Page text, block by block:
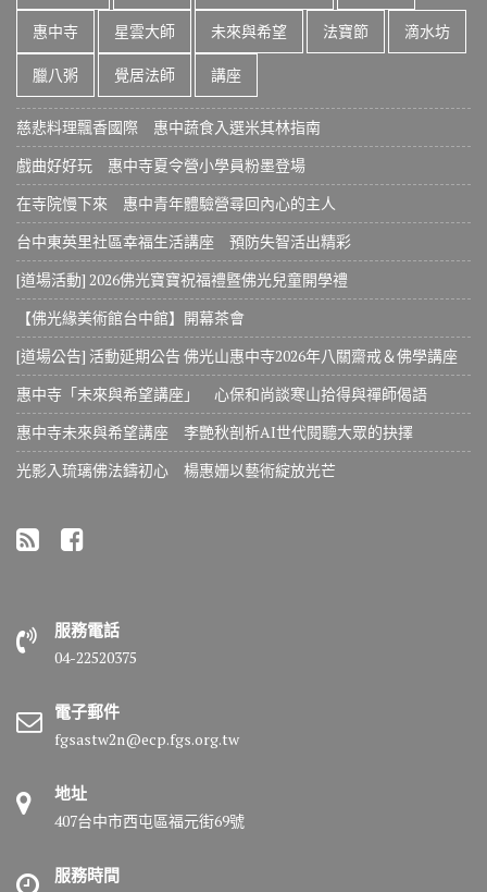
惠中寺 星雲大師 未來與希望 法寶節 滴水坊
臘八粥 覺居法師 講座
慈悲料理飄香國際 惠中蔬食入選米其林指南
戲曲好好玩 惠中寺夏令營小學員粉墨登場
在寺院慢下來 惠中青年體驗營尋回內心的主人
台中東英里社區幸福生活講座 預防失智活出精彩
[道場活動] 2026佛光寶寶祝福禮暨佛光兒童開學禮
【佛光緣美術館台中館】開幕茶會
[道場公告] 活動延期公告 佛光山惠中寺2026年八關齋戒＆佛學講座
惠中寺「未來與希望講座」 心保和尚談寒山拾得與禪師偈語
惠中寺未來與希望講座 李艷秋剖析AI世代閱聽大眾的抉擇
光影入琉璃佛法鑄初心 楊惠姗以藝術綻放光芒
服務電話
04-22520375
電子郵件
fgsastw2n@ecp.fgs.org.tw
地址
407台中市西屯區福元街69號
服務時間